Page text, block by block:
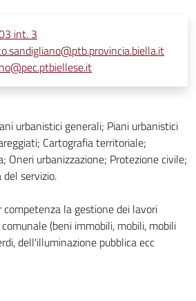
int. 3
urbanistici generali; Piani urbanistici
Cartografia territoriale;
Oneri urbanizzazione; Protezione civile;
servizio.
la gestione dei lavori
(beni immobili, mobili, mobili
dell'illuminazione pubblica ecc